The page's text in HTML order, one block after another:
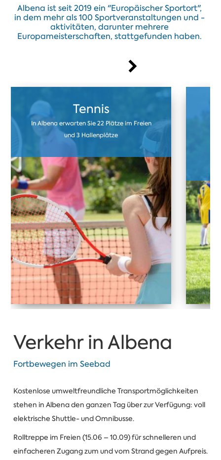
Albena ist seit 2019 ein "Europäischer Sportort",
in dem mehr als 100 Sportveranstaltungen und -
aktivitäten, darunter mehrere
Europameisterschaften, stattgefunden haben.
Tennis
In Albena erwarten Sie 22 Plätze im Freien
und 3 Hallenplätze
Verkehr in Albena
Fortbewegen im Seebad
Kostenlose umweltfreundliche Transportmöglichkeiten
stehen in Albena den ganzen Tag über zur Verfügung: voll
elektrische Shuttle- und Omnibusse.
Rolltreppe im Freien (15.06 – 10.09) für schnelleren und
einfacheren Zugang zum und vom Strand gegen Aufpreis.